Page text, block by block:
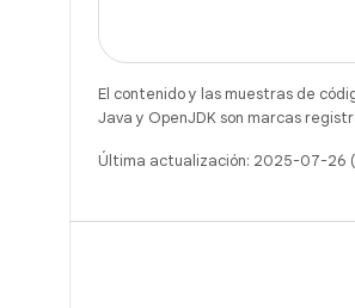
El contenido y las muestras de
Java y OpenJDK son marcas
Última actualización: 2025-07-26